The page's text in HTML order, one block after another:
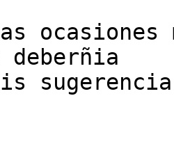
ocasiones
deberñia